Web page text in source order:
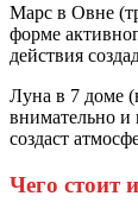
Марс в Овне
форме
действия
Луна в 7 доме
внимательно и
создаст
Чего стоит